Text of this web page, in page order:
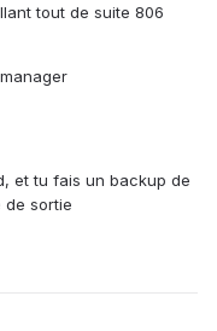
tout de suite 806
et tu fais un backup de
de sortie